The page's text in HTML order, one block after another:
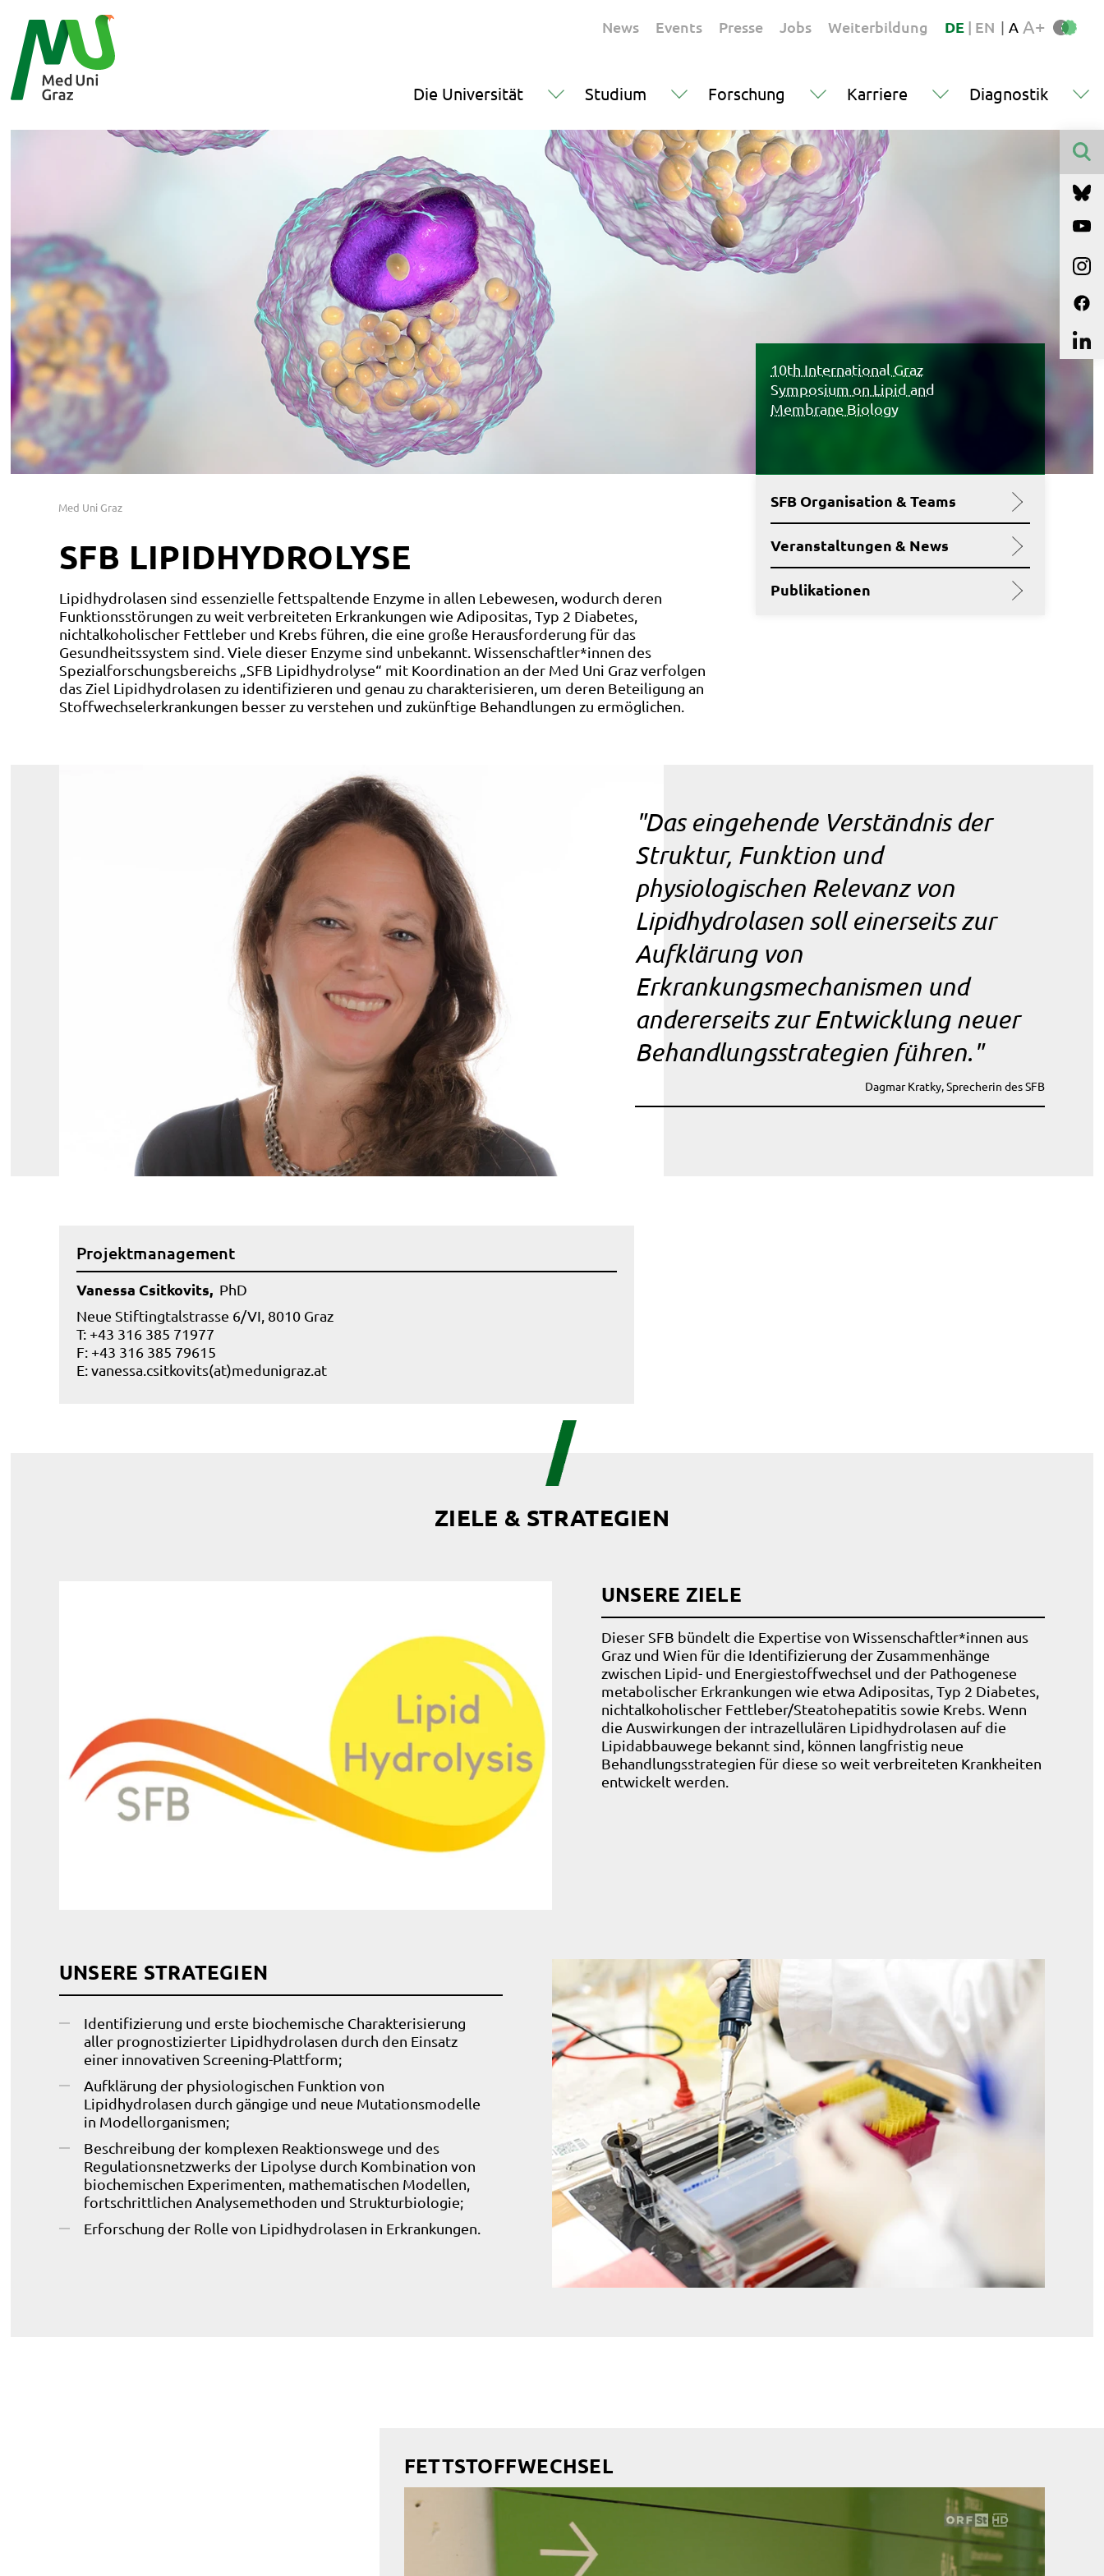
News Events Presse Jobs Weiterbildung DE | EN | A A+
Die Universität Studium Forschung Karriere Diagnostik
Med Uni Graz
SFB LIPIDHYDROLYSE
10th International Graz
Symposium on Lipid and
Membrane Biology
SFB Organisation & Teams
Veranstaltungen & News
Publikationen
Lipidhydrolasen sind essenzielle fettspaltende Enzyme in allen Lebewesen, wodurch deren
Funktionsstörungen zu weit verbreiteten Erkrankungen wie Adipositas, Typ 2 Diabetes,
nichtalkoholischer Fettleber und Krebs führen, die eine große Herausforderung für das
Gesundheitssystem sind. Viele dieser Enzyme sind unbekannt. Wissenschaftler*innen des
Spezialforschungsbereichs „SFB Lipidhydrolyse“ mit Koordination an der Med Uni Graz verfolgen
das Ziel Lipidhydrolasen zu identifizieren und genau zu charakterisieren, um deren Beteiligung an
Stoffwechselerkrankungen besser zu verstehen und zukünftige Behandlungen zu ermöglichen.
"Das eingehende Verständnis der
Struktur, Funktion und
physiologischen Relevanz von
Lipidhydrolasen soll einerseits zur
Aufklärung von
Erkrankungsmechanismen und
andererseits zur Entwicklung neuer
Behandlungsstrategien führen."
Dagmar Kratky, Sprecherin des SFB
Projektmanagement
Vanessa Csitkovits, PhD
Neue Stiftingtalstrasse 6/VI, 8010 Graz
T: +43 316 385 71977
F: +43 316 385 79615
E:vanessa.csitkovits(at)medunigraz.at
ZIELE & STRATEGIEN
UNSERE ZIELE
Dieser SFB bündelt die Expertise von Wissenschaftler*innen aus
Graz und Wien für die Identifizierung der Zusammenhänge
zwischen Lipid- und Energiestoffwechsel und der Pathogenese
metabolischer Erkrankungen wie etwa Adipositas, Typ 2 Diabetes,
nichtalkoholischer Fettleber/Steatohepatitis sowie Krebs. Wenn
die Auswirkungen der intrazellulären Lipidhydrolasen auf die
Lipidabbauwege bekannt sind, können langfristig neue
Behandlungsstrategien für diese so weit verbreiteten Krankheiten
entwickelt werden.
UNSERE STRATEGIEN
Identifizierung und erste biochemische Charakterisierung
aller prognostizierter Lipidhydrolasen durch den Einsatz
einer innovativen Screening-Plattform;
Aufklärung der physiologischen Funktion von
Lipidhydrolasen durch gängige und neue Mutationsmodelle
in Modellorganismen;
Beschreibung der komplexen Reaktionswege und des
Regulationsnetzwerks der Lipolyse durch Kombination von
biochemischen Experimenten, mathematischen Modellen,
fortschrittlichen Analysemethoden und Strukturbiologie;
Erforschung der Rolle von Lipidhydrolasen in Erkrankungen.
FETTSTOFFWECHSEL